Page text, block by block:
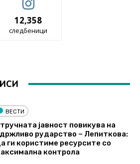
12,358
следбеници
ВЕСТИ
јавност повикува на
рударство – Лепиткова:
ги користиме ресурсите со
контрола